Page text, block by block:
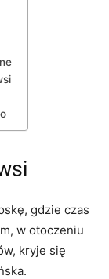
gdzie czas
w otoczeniu​
kryje się